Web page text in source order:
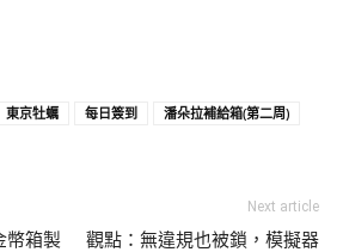
東京牡蠣 每日簽到
潘朵拉補給箱(第二周)
幣箱製
Next article
觀點：無違規也被鎖，模擬器